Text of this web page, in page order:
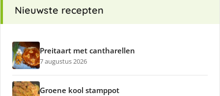
Nieuwste recepten
Preitaart met cantharellen
7 augustus 2026
Groene kool stamppot